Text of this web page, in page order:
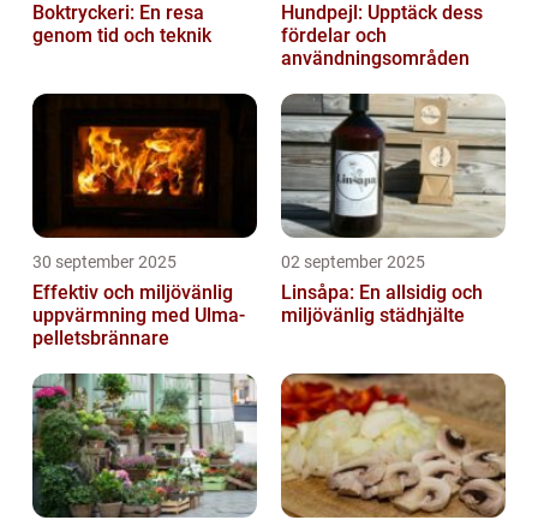
Boktryckeri: En resa
genom tid och teknik
Hundpejl: Upptäck dess
fördelar och
användningsområden
30 september 2025
Effektiv och miljövänlig
uppvärmning med Ulma-
pelletsbrännare
02 september 2025
Linsåpa: En allsidig och
miljövänlig städhjälte